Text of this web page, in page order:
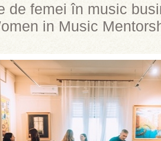
de femei în music
in Music